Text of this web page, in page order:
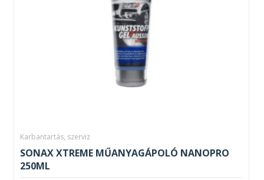
Karbantartás, szerviz
SONAX XTREME MŰANYAGÁPOLÓ NANOPRO
250ML